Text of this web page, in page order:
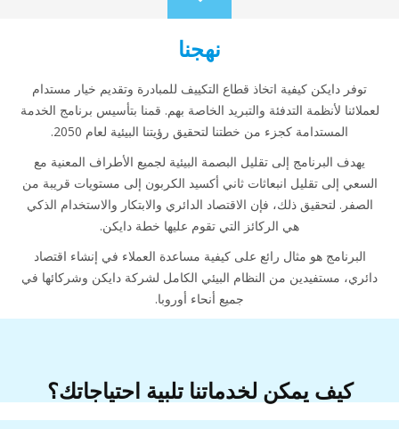
Scroll
to
contentنهجنا
توفر دايكن كيفية اتخاذ قطاع التكييف للمبادرة وتقديم خيار مستدام
لعملائنا لأنظمة التدفئة والتبريد الخاصة بهم. قمنا بتأسيس برنامج الخدمة
المستدامة كجزء من خطتنا لتحقيق رؤيتنا البيئية لعام 2050.
يهدف البرنامج إلى تقليل البصمة البيئية لجميع الأطراف المعنية مع
السعي إلى تقليل انبعاثات ثاني أكسيد الكربون إلى مستويات قريبة من
الصفر. لتحقيق ذلك، فإن الاقتصاد الدائري والابتكار والاستخدام الذكي
هي الركائز التي تقوم عليها خطة دايكن.
البرنامج هو مثال رائع على كيفية مساعدة العملاء في إنشاء اقتصاد
دائري، مستفيدين من النظام البيئي الكامل لشركة دايكن وشركائها في
جميع أنحاء أوروبا.
كيف يمكن لخدماتنا تلبية احتياجاتك؟